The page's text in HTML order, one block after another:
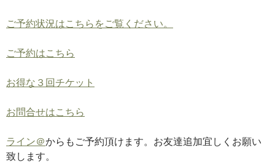
ご予約状況はこちらをご覧ください。
ご予約はこちら
お得な３回チケット
お問合せはこちら
ライン＠からもご予約頂けます。お友達追加宜しくお願い
致します。